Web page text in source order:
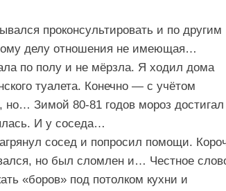
проконсультировать и по другим
делу отношения не имеющая…
по полу и не мёрзла. Я ходил дома
туалета. Конечно — с учётом
но… Зимой 80-81 годов мороз достигал
И у соседа…
сосед и попросил помощи.
но был сломлен и… Честное
«боров» под потолком кухни и